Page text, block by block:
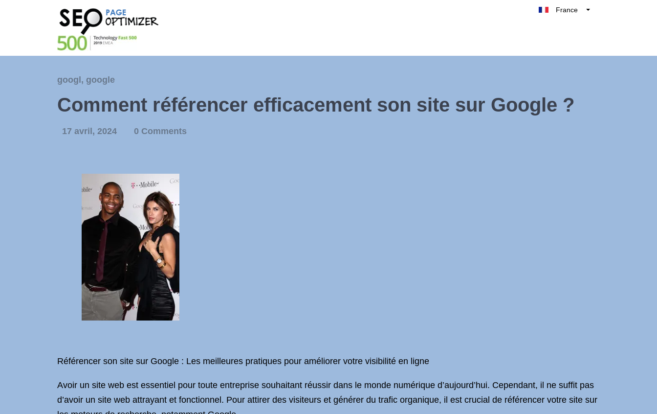
France
Nederland
España
googl , google
Comment référencer efficacement son site sur Google ?
17 avril, 2024 0 Comments
Référencer son site sur Google : Les meilleures pratiques pour améliorer votre visibilité en ligne
Avoir un site web est essentiel pour toute entreprise souhaitant réussir dans le monde numérique d’aujourd’hui. Cependant, il ne suffit pas
d’avoir un site web attrayant et fonctionnel. Pour attirer des visiteurs et générer du trafic organique, il est crucial de référencer votre site sur